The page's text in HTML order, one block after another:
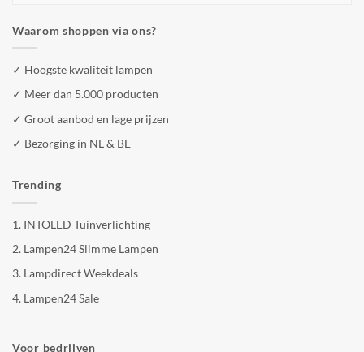
Waarom shoppen via ons?
✓ Hoogste kwaliteit lampen
✓ Meer dan 5.000 producten
✓ Groot aanbod en lage prijzen
✓ Bezorging in NL & BE
Trending
1. INTOLED Tuinverlichting
2. Lampen24 Slimme Lampen
3. Lampdirect Weekdeals
4. Lampen24 Sale
Voor bedrijven